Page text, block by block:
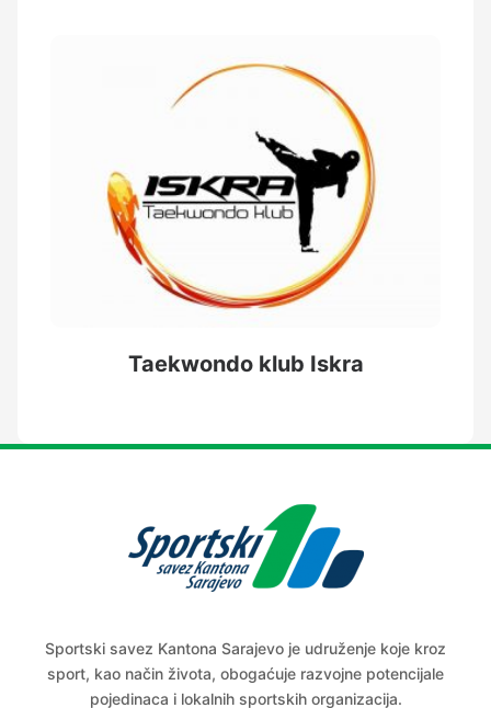
Taekwondo klub Iskra
Sportski savez Kantona Sarajevo je udruženje koje kroz
sport, kao način života, obogaćuje razvojne potencijale
pojedinaca i lokalnih sportskih organizacija.